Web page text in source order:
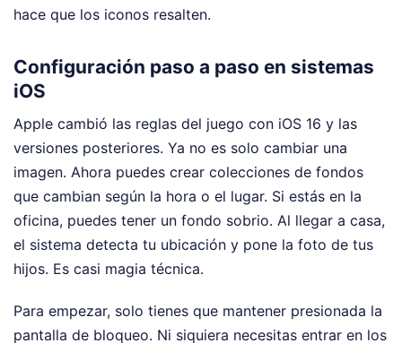
hace que los iconos resalten.
Configuración paso a paso en sistemas
iOS
Apple cambió las reglas del juego con iOS 16 y las
versiones posteriores. Ya no es solo cambiar una
imagen. Ahora puedes crear colecciones de fondos
que cambian según la hora o el lugar. Si estás en la
oficina, puedes tener un fondo sobrio. Al llegar a casa,
el sistema detecta tu ubicación y pone la foto de tus
hijos. Es casi magia técnica.
Para empezar, solo tienes que mantener presionada la
pantalla de bloqueo. Ni siquiera necesitas entrar en los